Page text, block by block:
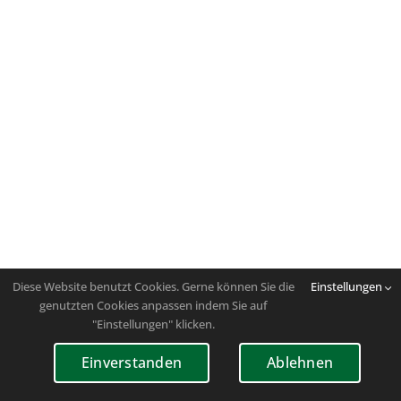
Diese Website benutzt Cookies. Gerne können Sie die
genutzten Cookies anpassen indem Sie auf
"Einstellungen" klicken.
Einstellungen
Einverstanden Ablehnen